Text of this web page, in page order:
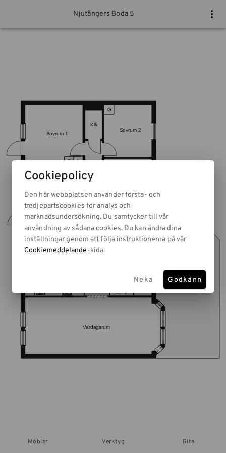
Njutångers Boda 5
Möbler Verktyg Rita
Cookiepolicy
Den här webbplatsen använder första- och
tredjepartscookies för analys och
marknadsundersökning. Du samtycker till vår
användning av sådana cookies. Du kan ändra dina
inställningar genom att följa instruktionerna på vår
Cookiemeddelande-sida.
Neka Godkänn